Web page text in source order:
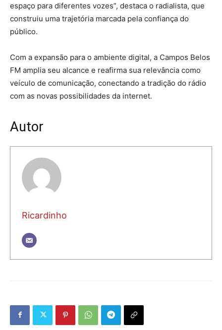
espaço para diferentes vozes”, destaca o radialista, que
construiu uma trajetória marcada pela confiança do
público.
Com a expansão para o ambiente digital, a Campos Belos
FM amplia seu alcance e reafirma sua relevância como
veículo de comunicação, conectando a tradição do rádio
com as novas possibilidades da internet.
Autor
Ricardinho